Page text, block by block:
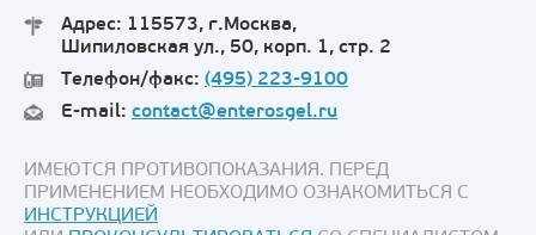
Адрес: 115573, г.Москва,
Шипиловская ул., 50, корп. 1, стр. 2
Телефон/факс: (495) 223-9100
E-mail: contact@enterosgel.ru
ИМЕЮТСЯ ПРОТИВОПОКАЗАНИЯ. ПЕРЕД
ПРИМЕНЕНИЕМ НЕОБХОДИМО ОЗНАКОМИТЬСЯ С
ИНСТРУКЦИЕЙ